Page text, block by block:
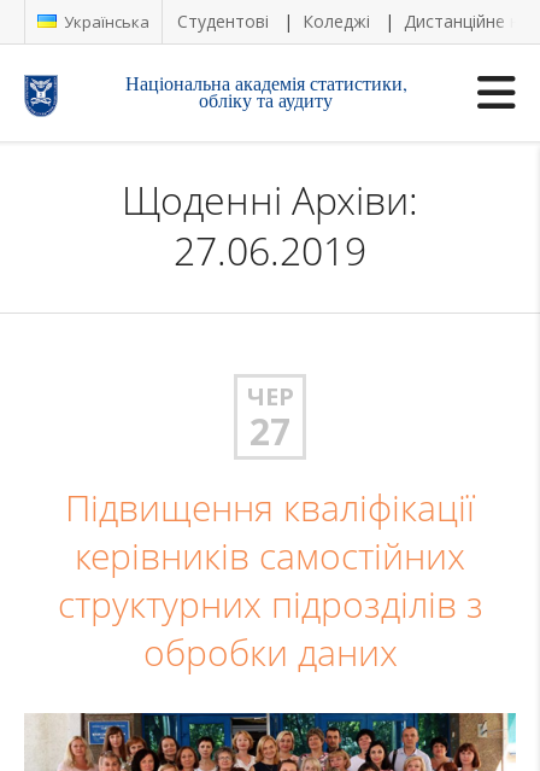
Українська Студентові Коледжі Дистанційне
Національна академія статистики,
обліку та аудиту
Щоденні Архіви:
27.06.2019
ЧЕР
27
Підвищення кваліфікації
керівників самостійних
структурних підрозділів з
обробки даних